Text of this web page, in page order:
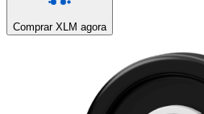
Comprar XLM agora